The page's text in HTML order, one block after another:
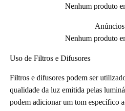
Nenhum produto
Anúncios
Nenhum produto
Uso de Filtros e Difusores
Filtros e difusores podem ser
qualidade da luz emitida pelas
podem adicionar um tom específico